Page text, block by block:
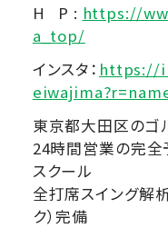
H P : https://
a_top/
インスタ： https://
東京都大田区のゴ
24時間営業の完全
スクール
全打席スイング解
ク）完備